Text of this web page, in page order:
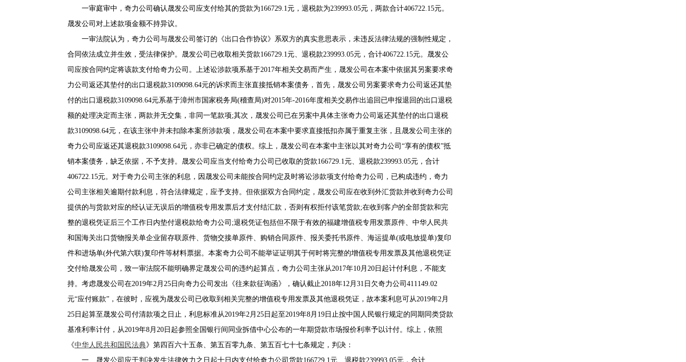
一审庭审中，奇力公司确认晟发公司应支付给其的货款为166729.1元，退税款为239993.05元，两款合计406722.15元。
晟发公司对上述款项金额不持异议。
一审法院认为，奇力公司与晟发公司签订的《出口合作协议》系双方的真实意思表示，未违反法律法规的强制性规定，
合同依法成立并生效，受法律保护。晟发公司已收取相关货款166729.1元、退税款239993.05元，合计406722.15元。晟发公
司应按合同约定将该款支付给奇力公司。上述讼涉款项系基于2017年相关交易而产生，晟发公司在本案中依据其另案要求奇
力公司返还其垫付的出口退税款3109098.64元的诉求而主张直接抵销本案债务，首先，晟发公司另案要求奇力公司返还其垫
付的出口退税款3109098.64元系基于漳州市国家税务局(稽查局)对2015年-2016年度相关交易作出追回已申报退回的出口退税
额的处理决定而主张，两款并无交集，非同一笔款项;其次，晟发公司已在另案中具体主张奇力公司返还其垫付的出口退税
款3109098.64元，在该主张中并未扣除本案所涉款项，晟发公司在本案中要求直接抵扣亦属于重复主张，且晟发公司主张的
奇力公司应返还其退税款3109098.64元，亦非已确定的债权。综上，晟发公司在本案中主张以其对奇力公司“享有的债权”抵
销本案债务，缺乏依据，不予支持。晟发公司应当支付给奇力公司已收取的货款166729.1元、退税款239993.05元，合计
406722.15元。对于奇力公司主张的利息，因晟发公司未能按合同约定及时将讼涉款项支付给奇力公司，已构成违约，奇力
公司主张相关逾期付款利息，符合法律规定，应予支持。但依据双方合同约定，晟发公司应在收到外汇货款并收到奇力公司
提供的与货款对应的经认证无误后的增值税专用发票后才支付结汇款，否则有权拒付该笔货款;在收到客户的全部货款和完
整的退税凭证后三个工作日内垫付退税款给奇力公司;退税凭证包括但不限于有效的福建增值税专用发票原件、中华人民共
和国海关出口货物报关单企业留存联原件、货物交接单原件、购销合同原件、报关委托书原件、海运提单(或电放提单)复印
件和进场单(外代第六联)复印件等材料票据。本案奇力公司不能举证证明其于何时将完整的增值税专用发票及其他退税凭证
交付给晟发公司，致一审法院不能明确界定晟发公司的违约起算点，奇力公司主张从2017年10月20日起计付利息，不能支
持。考虑晟发公司在2019年2月25日向奇力公司发出《往来款征询函》，确认截止2018年12月31日欠奇力公司411149.02
元“应付账款”，在彼时，应视为晟发公司已收取到相关完整的增值税专用发票及其他退税凭证，故本案利息可从2019年2月
25日起算至晟发公司付清款项之日止，利息标准从2019年2月25日起至2019年8月19日止按中国人民银行规定的同期同类贷款
基准利率计付，从2019年8月20日起参照全国银行间同业拆借中心公布的一年期贷款市场报价利率予以计付。综上，依照
《中华人民共和国民法典》第四百六十五条、第五百零九条、第五百七十七条规定，判决：
一、晟发公司应于判决发生法律效力之日起十日内支付给奇力公司货款166729.1元、退税款239993.05元，合计